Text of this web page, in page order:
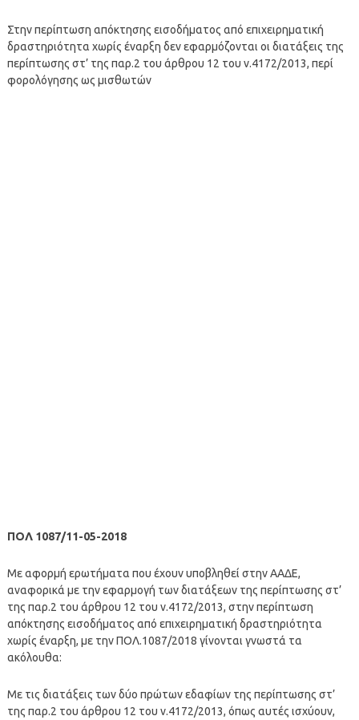
Στην περίπτωση απόκτησης εισοδήματος από επιχειρηματική
δραστηριότητα χωρίς έναρξη δεν εφαρμόζονται οι διατάξεις της
περίπτωσης στ’ της παρ.2 του άρθρου 12 του ν.4172/2013, περί
φορολόγησης ως μισθωτών
ΠΟΛ 1087/11-05-2018
Με αφορμή ερωτήματα που έχουν υποβληθεί στην ΑΑΔΕ,
αναφορικά με την εφαρμογή των διατάξεων της περίπτωσης στ’
της παρ.2 του άρθρου 12 του ν.4172/2013, στην περίπτωση
απόκτησης εισοδήματος από επιχειρηματική δραστηριότητα
χωρίς έναρξη, με την ΠΟΛ.1087/2018 γίνονται γνωστά τα
ακόλουθα:
Με τις διατάξεις των δύο πρώτων εδαφίων της περίπτωσης στ’
της παρ.2 του άρθρου 12 του ν.4172/2013, όπως αυτές ισχύουν,